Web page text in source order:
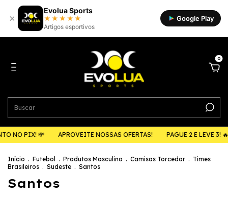
×
Evolua Sports
★★★★★
Artigos esportivos
Google Play
0
💸 APROVEITE NOSSAS OFERTAS! PAGUE 2 E LEVE 3! 🔥 5% DE
Início . Futebol . Produtos Masculino . Camisas Torcedor . Times
Brasileiros . Sudeste . Santos
Santos